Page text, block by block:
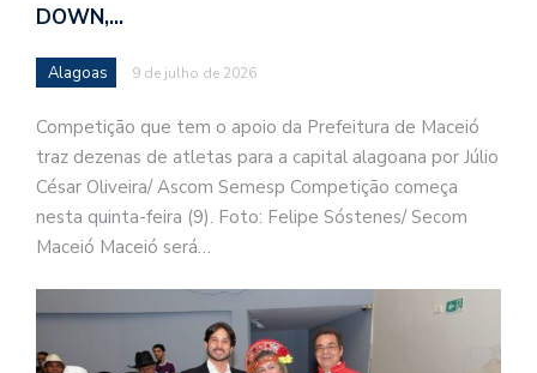
DOWN,…
Alagoas 9 de julho de 2026
Competição que tem o apoio da Prefeitura de Maceió
traz dezenas de atletas para a capital alagoana por Júlio
César Oliveira/ Ascom Semesp Competição começa
nesta quinta-feira (9). Foto: Felipe Sóstenes/ Secom
Maceió Maceió será…